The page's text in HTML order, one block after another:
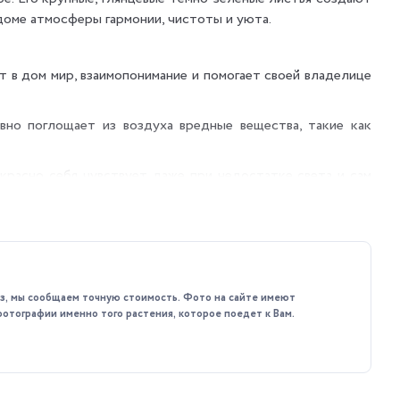
атмосферы гармонии, чистоты и уюта.
дом мир, взаимопонимание и помогает своей владелице
поглощает из воздуха вредные вещества, такие как
мы сообщаем точную стоимость. Фото на сайте имеют
именно того растения, которое поедет к Вам.